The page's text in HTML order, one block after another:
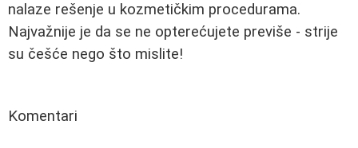
nalaze rešenje u kozmetičkim procedurama.
Najvažnije je da se ne opterećujete previše - strije
su češće nego što mislite!
Komentari